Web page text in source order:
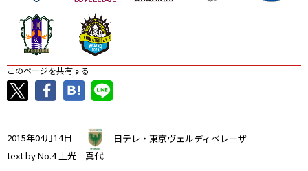
このページを共有する
2015年04月14日
日テレ・東京ヴェルディベレーザ
text by No.4 土光 真代